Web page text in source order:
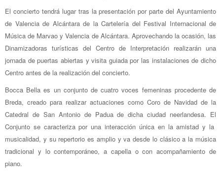
El concierto tendrá lugar tras la presentación por parte del Ayuntamiento
de Valencia de Alcántara de la Cartelería del Festival Internacional de
Música de Marvao y Valencia de Alcántara. Aprovechando la ocasión, las
Dinamizadoras turísticas del Centro de Interpretación realizarán una
jornada de puertas abiertas y visita guiada por las instalaciones de dicho
Centro antes de la realización del concierto.
Bocca Bella es un conjunto de cuatro voces femeninas procedente de
Breda, creado para realizar actuaciones como Coro de Navidad de la
Catedral de San Antonio de Padua de dicha ciudad neerlandesa. El
Conjunto se caracteriza por una interacción única en la amistad y la
musicalidad, y su repertorio es amplio y va desde lo clásico a la música
tradicional y lo contemporáneo, a capella o con acompañamiento de
piano.